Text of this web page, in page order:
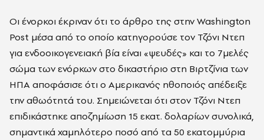
Οι ένορκοι έκριναν ότι το άρθρο της στην Washington
Post μέσα από το οποίο κατηγορούσε τον Τζόνι Ντεπ
για ενδοοικογενειακή βία είναι «ψευδές» και το 7μελές
σώμα των ενόρκων στο δικαστήριο στη Βιρτζίνια των
ΗΠΑ αποφάσισε ότι ο Αμερικανός ηθοποιός απέδειξε
την αθωότητά του. Σημειώνεται ότι στον Τζόνι Ντεπ
επιδικάστηκε αποζημίωση 15 εκατ. δολαρίων συνολικά,
σημαντικά χαμηλότερο ποσό από τα 50 εκατομμύρια